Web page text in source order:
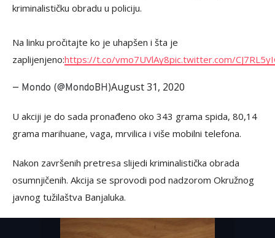
kriminalističku obradu u policiju.
Na linku pročitajte ko je uhapšen i šta je
zaplijenjeno:https://t.co/vmo7UVlAy8pic.twitter.com/
— Mondo (@MondoBH)August 31, 2020
U akciji je do sada pronađeno oko 343 grama spida, 80,14
grama marihuane, vaga, mrvilica i više mobilni telefona.
Nakon završenih pretresa slijedi kriminalistička obrada
osumnjičenih. Akcija se sprovodi pod nadzorom Okružnog
javnog tužilaštva Banjaluka.